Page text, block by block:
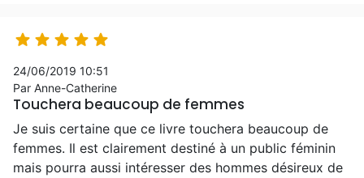
    
24/06/2019 10:51
Par Anne-Catherine
Touchera beaucoup de femmes
Je suis certaine que ce livre touchera beaucoup de
femmes. Il est clairement destiné à un public féminin
mais pourra aussi intéresser des hommes désireux de